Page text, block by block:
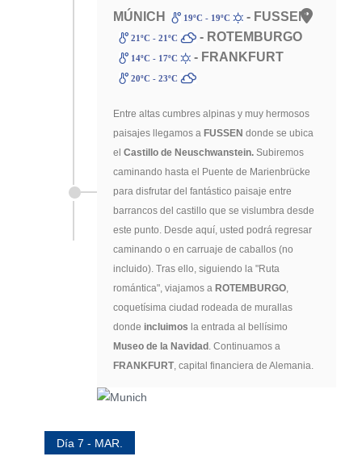
MÚNICH 19ºC - 19ºC - FUSSEN
21ºC - 21ºC - ROTEMBURGO
14ºC - 17ºC - FRANKFURT
20ºC - 23ºC
Entre altas cumbres alpinas y muy hermosos
paisajes llegamos a FUSSEN donde se ubica
el Castillo de Neuschwanstein. Subiremos
caminando hasta el Puente de Marienbrücke
para disfrutar del fantástico paisaje entre
barrancos del castillo que se vislumbra desde
este punto. Desde aquí, usted podrá regresar
caminando o en carruaje de caballos (no
incluido). Tras ello, siguiendo la "Ruta
romántica", viajamos a ROTEMBURGO,
coquetísima ciudad rodeada de murallas
donde incluimos la entrada al bellísimo
Museo de la Navidad . Continuamos a
FRANKFURT, capital financiera de Alemania.
Día 7 - MAR.